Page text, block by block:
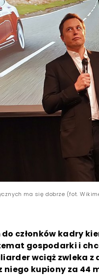
ma się dobrze (fot.
członków kadry
gospodarki i
wciąż zwleka z
kupiony za 44